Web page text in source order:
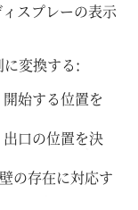
スプレーの表示
変換する:
始する位置を
口の位置を決
の存在に対応す